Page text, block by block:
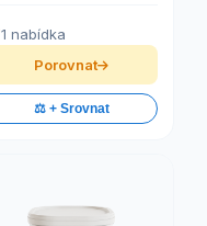
1 nabídka
Porovnat
⚖️ + Srovnat